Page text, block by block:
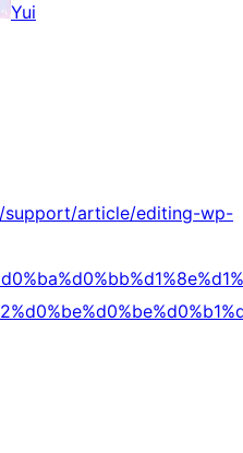
Yui
support/article/editing-wp-